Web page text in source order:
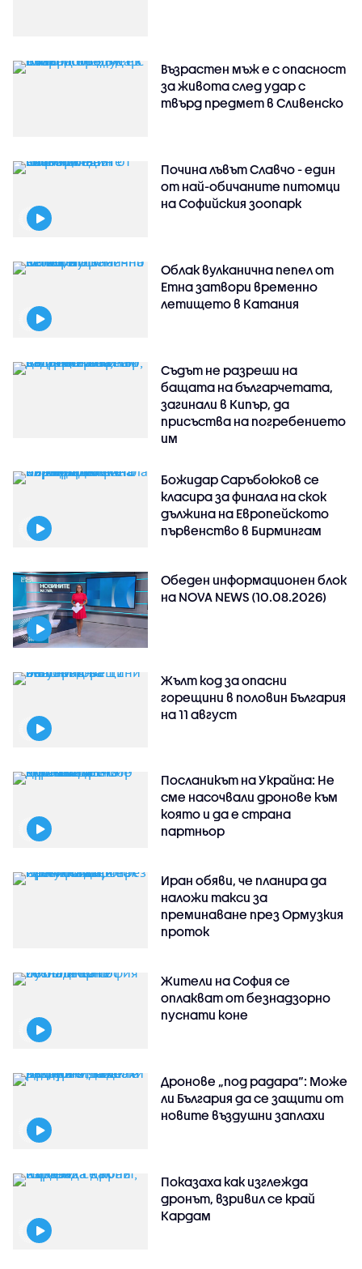
Възрастен мъж е с опасност
за живота след удар с
твърд предмет в Сливенско
Почина лъвът Славчо - един
от най-обичаните питомци
на Софийския зоопарк
Облак вулканична пепел от
Етна затвори временно
летището в Катания
Съдът не разреши на
бащата на българчетата,
загинали в Кипър, да
присъства на погребението
им
Божидар Саръбоюков се
класира за финала на скок
дължина на Европейското
първенство в Бирмингам
Обеден информационен блок
на NOVA NEWS (10.08.2026)
Жълт код за опасни
горещини в половин България
на 11 август
Посланикът на Украйна: Не
сме насочвали дронове към
която и да е страна
партньор
Иран обяви, че планира да
наложи такси за
преминаване през Ормузкия
проток
Жители на София се
оплакват от безнадзорно
пуснати коне
Дронове „под радара“: Може
ли България да се защити от
новите въздушни заплахи
Показаха как изглежда
дронът, взривил се край
Кардам